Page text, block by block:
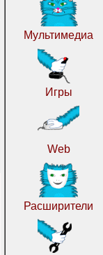
Мультимедиа
Игры
Web
Расширители